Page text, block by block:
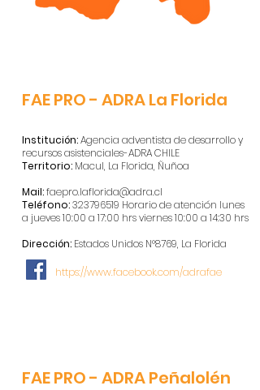
FAE PRO - ADRA La Florida
Institución:Agencia adventista de desarrollo y
recursos asistenciales-ADRA CHILE
Territorio: Macul, La Florida, Ñuñoa
Mail:faepro.laflorida@adra.cl
Teléfono:323796519 Horario de atención lunes
a jueves 10:00 a 17:00 hrs viernes 10:00 a 14:30 hrs
Dirección: Estados Unidos N°8769, La Florida
https://www.facebook.com/adrafae
FAE PRO - ADRA Peñalolén